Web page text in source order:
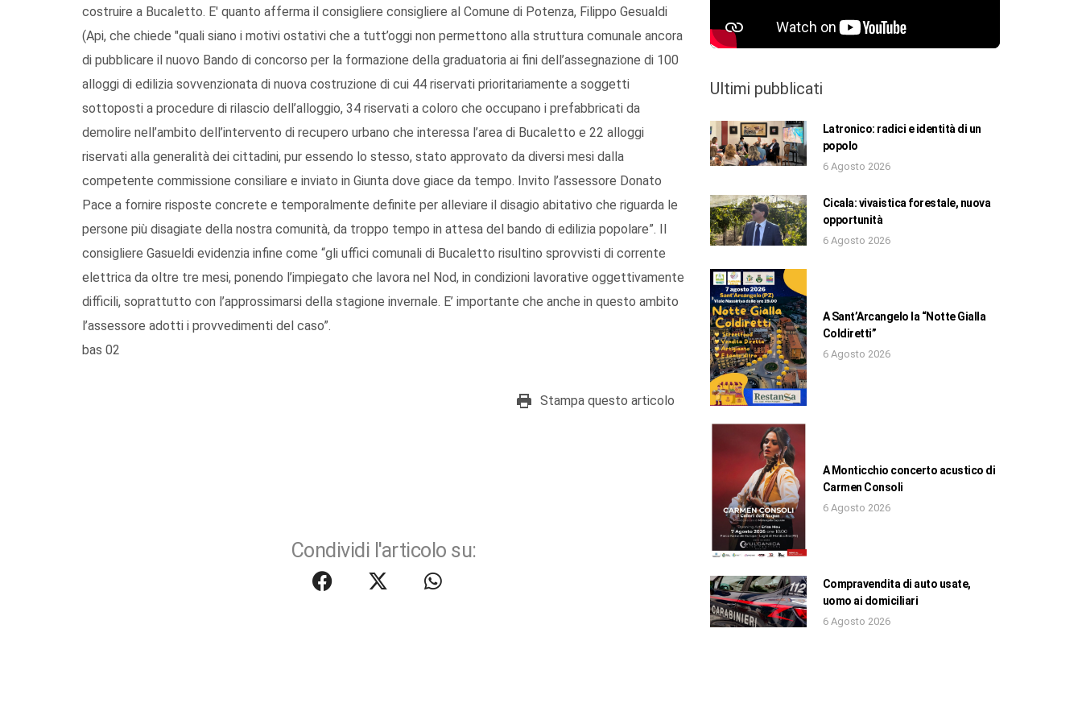
costruire a Bucaletto. E' quanto afferma il consigliere consigliere al Comune di Potenza, Filippo Gesualdi
(Api, che chiede "quali siano i motivi ostativi che a tutt’oggi non permettono alla struttura comunale ancora
di pubblicare il nuovo Bando di concorso per la formazione della graduatoria ai fini dell’assegnazione di 100
alloggi di edilizia sovvenzionata di nuova costruzione di cui 44 riservati prioritariamente a soggetti
sottoposti a procedure di rilascio dell’alloggio, 34 riservati a coloro che occupano i prefabbricati da
demolire nell’ambito dell’intervento di recupero urbano che interessa l’area di Bucaletto e 22 alloggi
riservati alla generalità dei cittadini, pur essendo lo stesso, stato approvato da diversi mesi dalla
competente commissione consiliare e inviato in Giunta dove giace da tempo. Invito l’assessore Donato
Pace a fornire risposte concrete e temporalmente definite per alleviare il disagio abitativo che riguarda le
persone più disagiate della nostra comunità, da troppo tempo in attesa del bando di edilizia popolare”. Il
consigliere Gasueldi evidenzia infine come “gli uffici comunali di Bucaletto risultino sprovvisti di corrente
elettrica da oltre tre mesi, ponendo l’impiegato che lavora nel Nod, in condizioni lavorative oggettivamente
difficili, soprattutto con l’approssimarsi della stagione invernale. E’ importante che anche in questo ambito
l’assessore adotti i provvedimenti del caso”.
bas 02
Stampa questo articolo
Condividi l'articolo su:
Ultimi pubblicati
Latronico: radici e identità di un
popolo
6 Agosto 2026
Cicala: vivaistica forestale, nuova
opportunità
6 Agosto 2026
A Sant’Arcangelo la “Notte Gialla
Coldiretti”
6 Agosto 2026
A Monticchio concerto acustico di
Carmen Consoli
6 Agosto 2026
Compravendita di auto usate,
uomo ai domiciliari
6 Agosto 2026